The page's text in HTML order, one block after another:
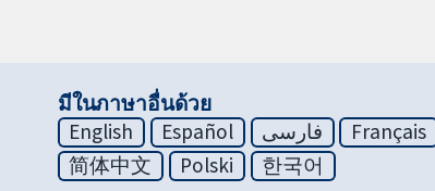
มีในภาษาอื่นด้วย
English
Español فارسی Français
简体中文
Polski 한국어